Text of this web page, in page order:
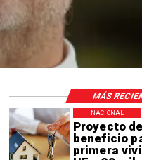
Proyecto
beneficio
primera
NACIONAL
MÁS